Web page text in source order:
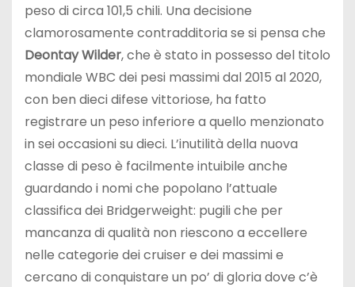
peso di circa 101,5 chili. Una decisione
clamorosamente contradditoria se si pensa che
Deontay Wilder, che è stato in possesso del titolo
mondiale WBC dei pesi massimi dal 2015 al 2020,
con ben dieci difese vittoriose, ha fatto
registrare un peso inferiore a quello menzionato
in sei occasioni su dieci. L’inutilità della nuova
classe di peso è facilmente intuibile anche
guardando i nomi che popolano l’attuale
classifica dei Bridgerweight: pugili che per
mancanza di qualità non riescono a eccellere
nelle categorie dei cruiser e dei massimi e
cercano di conquistare un po’ di gloria dove c’è